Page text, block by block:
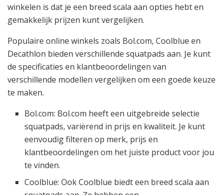
winkelen is dat je een breed scala aan opties hebt en
gemakkelijk prijzen kunt vergelijken.
Populaire online winkels zoals Bol.com, Coolblue en
Decathlon bieden verschillende squatpads aan. Je kunt
de specificaties en klantbeoordelingen van
verschillende modellen vergelijken om een goede keuze
te maken.
Bol.com: Bol.com heeft een uitgebreide selectie
squatpads, variërend in prijs en kwaliteit. Je kunt
eenvoudig filteren op merk, prijs en
klantbeoordelingen om het juiste product voor jou
te vinden.
Coolblue: Ook Coolblue biedt een breed scala aan